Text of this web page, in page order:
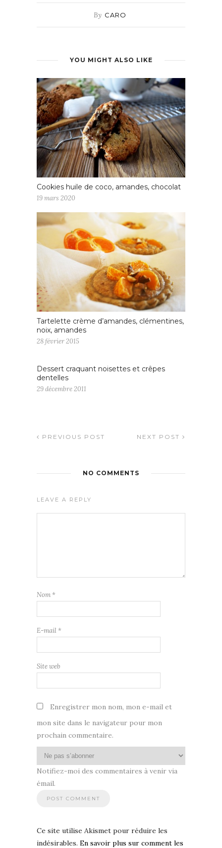
By CARO
YOU MIGHT ALSO LIKE
Cookies huile de coco, amandes, chocolat
19 mars 2020
Tartelette crème d’amandes, clémentines,
noix, amandes
28 février 2015
Dessert craquant noisettes et crêpes
dentelles
29 décembre 2011
PREVIOUS POST NEXT POST
NO COMMENTS
LEAVE A REPLY
Nom *
E-mail *
Site web
Enregistrer mon nom, mon e-mail et
mon site dans le navigateur pour mon
prochain commentaire.
Notifiez-moi des commentaires à venir via
émail.
Ce site utilise Akismet pour réduire les
indésirables. En savoir plus sur comment les